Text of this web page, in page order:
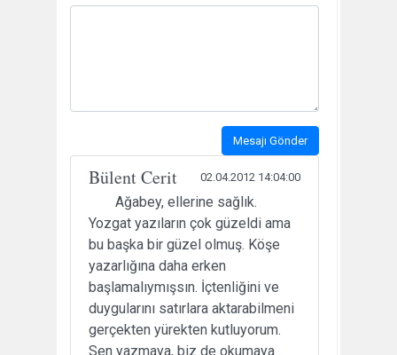
Mesajı Gönder
Bülent Cerit 02.04.2012 14:04:00
Ağabey, ellerine sağlık.
Yozgat yazıların çok güzeldi ama
bu başka bir güzel olmuş. Köşe
yazarlığına daha erken
başlamalıymışsın. İçtenliğini ve
duygularını satırlara aktarabilmeni
gerçekten yürekten kutluyorum.
Sen yazmaya, biz de okumaya